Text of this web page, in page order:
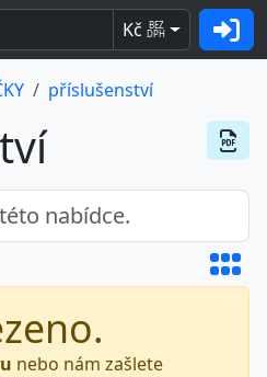
Kč BEZ
DPH
příslušenství
nebo nám zašlete